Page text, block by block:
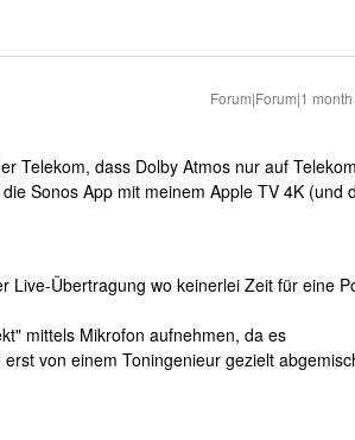
Forum|Forum|1
Telekom, dass Dolby Atmos nur auf
Sonos App mit meinem Apple TV 4K (und
Live-Übertragung wo keinerlei Zeit für eine
mittels Mikrofon aufnehmen, da es
von einem Toningenieur gezielt